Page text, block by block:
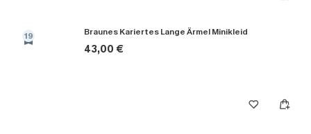
19 Braunes Kariertes Lange Ärmel Minikleid
43,00 €